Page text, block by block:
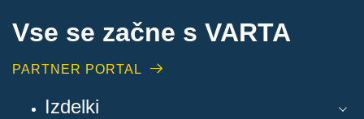
Vse se začne s VARTA
PARTNER PORTAL
Izdelki